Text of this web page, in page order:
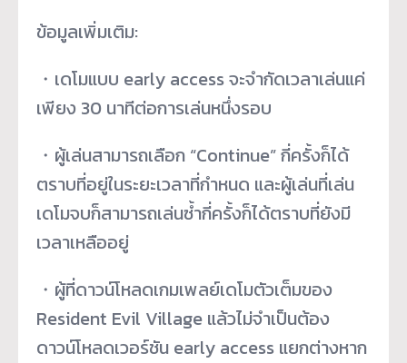
ข้อมูลเพิ่มเติม:
・เดโมแบบ early access จะจำกัดเวลาเล่นแค่
เพียง 30 นาทีต่อการเล่นหนึ่งรอบ
・ผู้เล่นสามารถเลือก “Continue” กี่ครั้งก็ได้
ตราบที่อยู่ในระยะเวลาที่กำหนด และผู้เล่นที่เล่น
เดโมจบก็สามารถเล่นซ้ำกี่ครั้งก็ได้ตราบที่ยังมี
เวลาเหลืออยู่
・ผู้ที่ดาวน์โหลดเกมเพลย์เดโมตัวเต็มของ
Resident Evil Village แล้วไม่จำเป็นต้อง
ดาวน์โหลดเวอร์ชัน early access แยกต่างหาก